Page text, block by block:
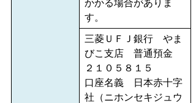
かかる場合がありま
す。
三菱ＵＦＪ銀行 やま
びこ支店 普通預金
２１０５８１５
口座名義 日本赤十字
社（ニホンセキジュウ